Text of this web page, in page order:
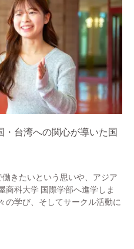
・台湾への関心が導いた国
きたいという思いや、アジア
商科大学 国際学部へ進学しま
の学び、そしてサークル活動に